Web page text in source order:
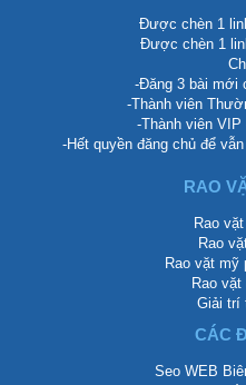
Được chèn 1
Được chèn 1
-Đăng 3 bài mới
-Thành viên
-Thành viên
-Hết quyền đăng chủ để
RAO
Rao
Rao
Rao vặt mỹ
Rao vặt
Giải trí
CÁC
Seo WEB